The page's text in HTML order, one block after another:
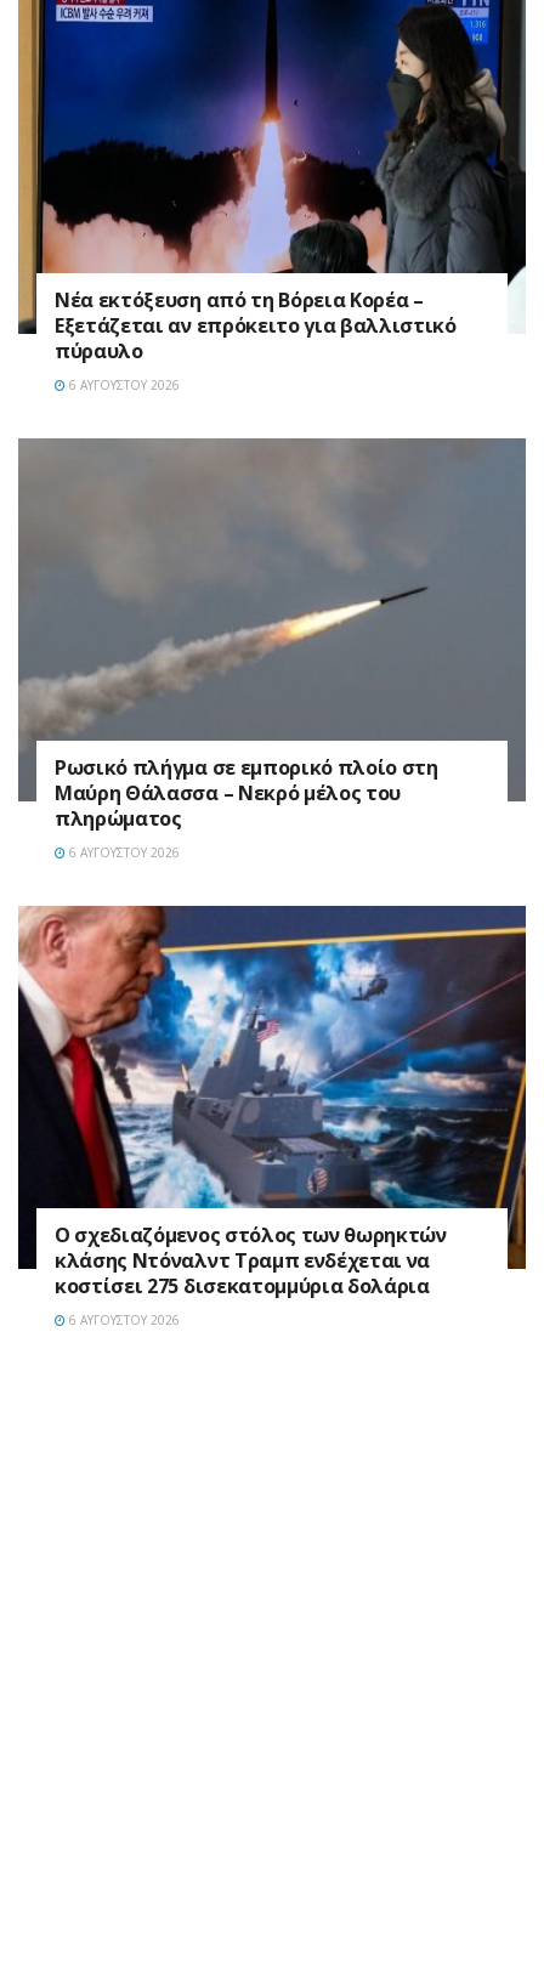
Νέα εκτόξευση από τη Βόρεια Κορέα –
Εξετάζεται αν επρόκειτο για βαλλιστικό
πύραυλο
6 ΑΥΓΟΎΣΤΟΥ 2026
Ρωσικό πλήγμα σε εμπορικό πλοίο στη
Μαύρη Θάλασσα – Νεκρό μέλος του
πληρώματος
6 ΑΥΓΟΎΣΤΟΥ 2026
Ο σχεδιαζόμενος στόλος των θωρηκτών
κλάσης Ντόναλντ Τραμπ ενδέχεται να
κοστίσει 275 δισεκατομμύρια δολάρια
6 ΑΥΓΟΎΣΤΟΥ 2026